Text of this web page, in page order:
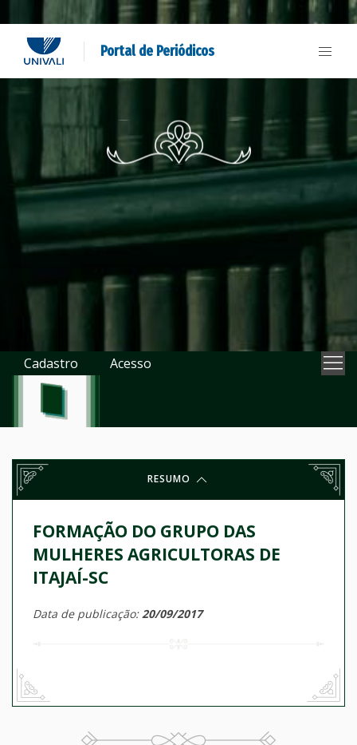
Portal de Periódicos
Cadastro Acesso
RESUMO
FORMAÇÃO DO GRUPO DAS
MULHERES AGRICULTORAS DE
ITAJAÍ-SC
Data de publicação:20/09/2017